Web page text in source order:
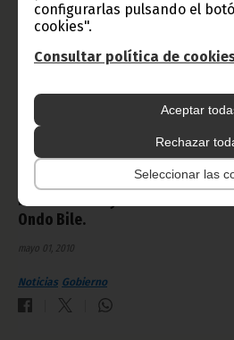
configurarlas pulsando el
cookies".
Consultar política de
Aceptar
Rechazar
Seleccionar las
Ministro de Asuntos Exteriores,
Internacional y Francofonía:
Ondo Bile.
mayo 01, 2010
Noticias Gobierno